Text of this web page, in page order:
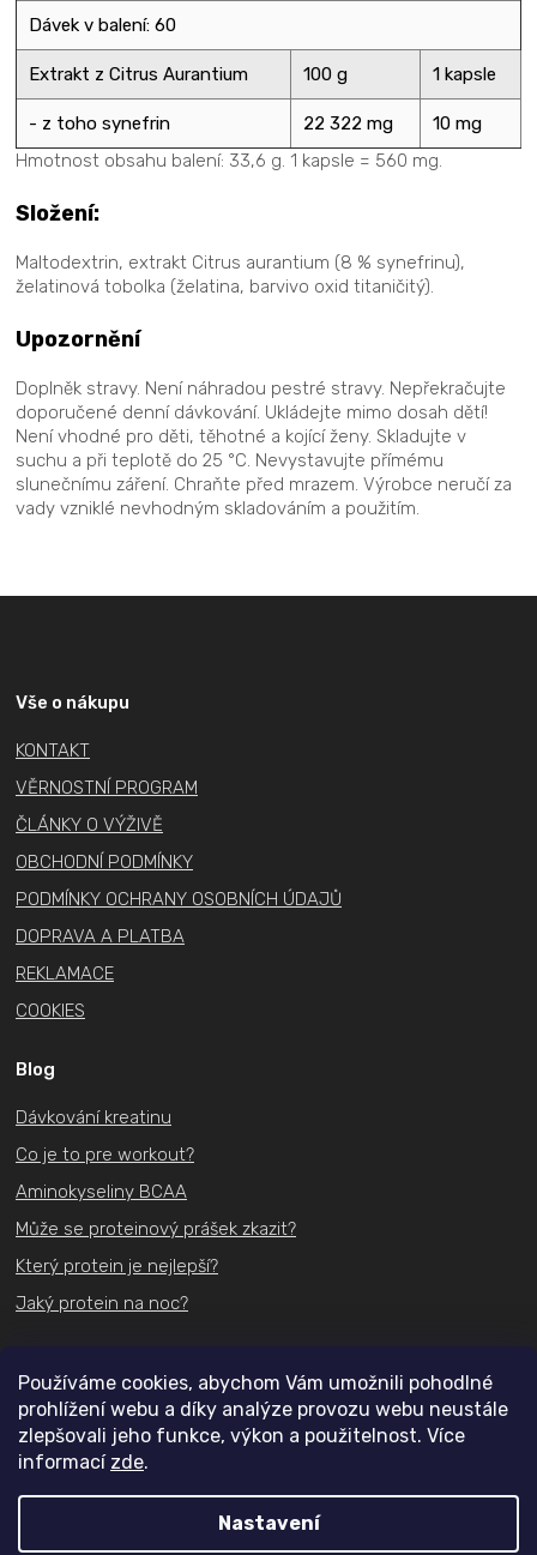
Používáme cookies, abychom Vám umožnili pohodlné
prohlížení webu a díky analýze provozu webu neustále
zlepšovali jeho funkce, výkon a použitelnost. Více
informací zde.
Nastavení
Dávek v balení: 60
Extrakt z Citrus Aurantium 100 g 1 kapsle
- z toho synefrin 22 322 mg
10 mg
Hmotnost obsahu balení: 33,6 g. 1 kapsle = 560 mg.
Složení:
Maltodextrin, extrakt Citrus aurantium (8 % synefrinu),
želatinová tobolka (želatina, barvivo oxid titaničitý).
Upozornění
Doplněk stravy. Není náhradou pestré stravy. Nepřekračujte
doporučené denní dávkování. Ukládejte mimo dosah dětí!
Není vhodné pro děti, těhotné a kojící ženy. Skladujte v
suchu a při teplotě do 25 °C. Nevystavujte přímému
slunečnímu záření. Chraňte před mrazem. Výrobce neručí za
vady vzniklé nevhodným skladováním a použitím.
Vše o nákupu
KONTAKT
VĚRNOSTNÍ PROGRAM
ČLÁNKY O VÝŽIVĚ
OBCHODNÍ PODMÍNKY
PODMÍNKY OCHRANY OSOBNÍCH ÚDAJŮ
DOPRAVA A PLATBA
REKLAMACE
COOKIES
Blog
Dávkování kreatinu
Co je to pre workout?
Aminokyseliny BCAA
Může se proteinový prášek zkazit?
Který protein je nejlepší?
Jaký protein na noc?
Kontakt
+420731 489 074
info@actifit.cz